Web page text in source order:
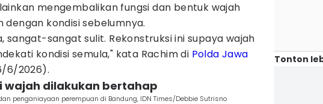
mengembalikan fungsi dan bentuk wajah
dengan kondisi sebelumnya.
sangat-sangat sulit. Rekonstruksi ini supaya wajah
kondisi semula," kata Rachim di Polda Jawa
6/2026).
wajah dilakukan bertahap
penganiayaan perempuan di Bandung, IDN Times/Debbie Sutrisno
Tonton